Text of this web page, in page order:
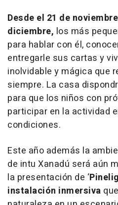
Desde el 21 de noviembre
diciembre, los más
para hablar con él,
entregarle sus cartas y
inolvidable y mágica que
siempre. La casa
para que los niños con
participar en la actividad
condiciones.
Este año además la
de intu Xanadú será aún
la presentación de ‘
instalación inmersiva